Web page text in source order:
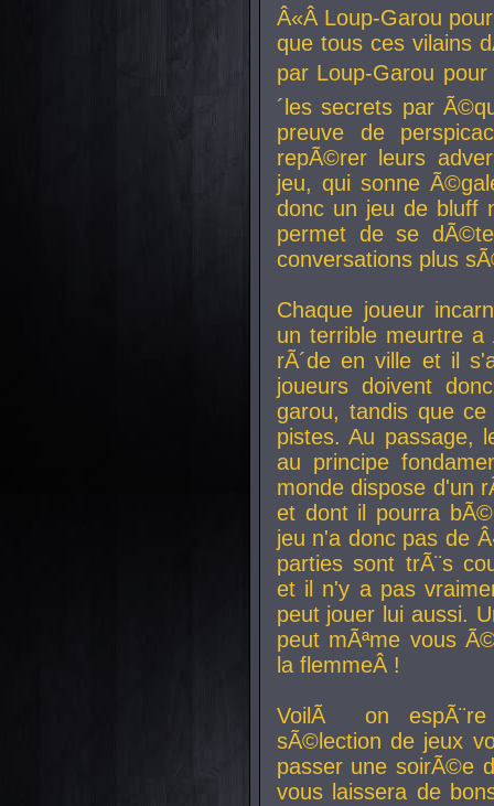
Â«Â Loup-Garou
que tous ces vilains
par Loup-Garou
´les secrets par
preuve de
repÃ©rer leurs
jeu, qui sonne
donc un jeu de bluff
permet de se
conversations plus
Chaque joueur
un terrible meurtre
rÃ´de en ville et il
joueurs doivent
garou, tandis que
pistes. Au passage,
au principe
monde dispose d'un
et dont il pourra
jeu n'a donc pas de
parties sont trÃ¨s
et il n'y a pas
peut jouer lui aussi.
peut mÃªme vous
la flemmeÂ !
VoilÃ on
sÃ©lection de jeux
passer une soirÃ©e
vous laissera de